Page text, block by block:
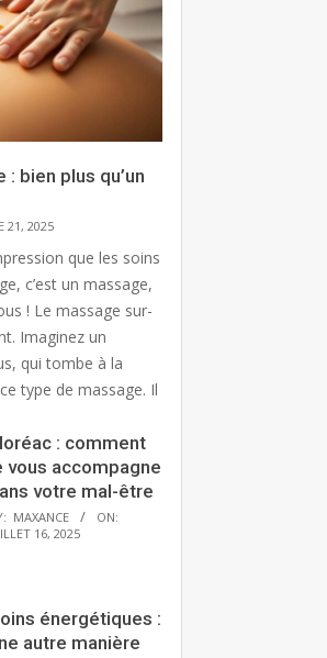
bien plus qu’un
21, 2025
que les soins
c’est un massage,
! Le massage sur-
Imaginez un
qui tombe à la
type de massage. Il
: comment
vous accompagne
votre mal-être
MAXANCE
ON:
16, 2025
énergétiques :
autre manière